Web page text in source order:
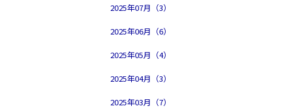
2025年07月（3）
2025年06月（6）
2025年05月（4）
2025年04月（3）
2025年03月（7）